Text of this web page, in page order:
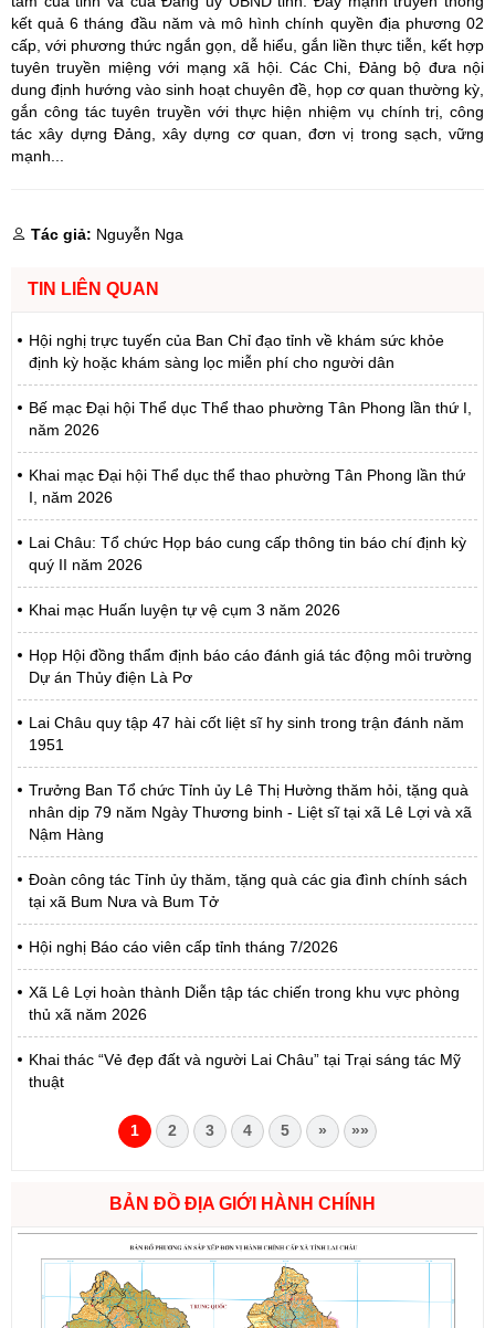
kết quả 6 tháng đầu năm và mô hình chính quyền địa phương 02
cấp, với phương thức ngắn gọn, dễ hiểu, gắn liền thực tiễn, kết hợp
tuyên truyền miệng với mạng xã hội. Các Chi, Đảng bộ đưa nội
dung định hướng vào sinh hoạt chuyên đề, họp cơ quan thường kỳ,
gắn công tác tuyên truyền với thực hiện nhiệm vụ chính trị, công
tác xây dựng Đảng, xây dựng cơ quan, đơn vị trong sạch, vững
mạnh...
Tác giả: Nguyễn Nga
TIN LIÊN QUAN
Hội nghị trực tuyến của Ban Chỉ đạo tỉnh về khám sức khỏe
định kỳ hoặc khám sàng lọc miễn phí cho người dân
Bế mạc Đại hội Thể dục Thể thao phường Tân Phong lần thứ I,
năm 2026
Khai mạc Đại hội Thể dục thể thao phường Tân Phong lần thứ
I, năm 2026
Lai Châu: Tổ chức Họp báo cung cấp thông tin báo chí định kỳ
quý II năm 2026
Khai mạc Huấn luyện tự vệ cụm 3 năm 2026
Họp Hội đồng thẩm định báo cáo đánh giá tác động môi trường
Dự án Thủy điện Là Pơ
Lai Châu quy tập 47 hài cốt liệt sĩ hy sinh trong trận đánh năm
1951
Trưởng Ban Tổ chức Tỉnh ủy Lê Thị Hường thăm hỏi, tặng quà
nhân dịp 79 năm Ngày Thương binh - Liệt sĩ tại xã Lê Lợi và xã
Nậm Hàng
Đoàn công tác Tỉnh ủy thăm, tặng quà các gia đình chính sách
tại xã Bum Nưa và Bum Tở
Hội nghị Báo cáo viên cấp tỉnh tháng 7/2026
Xã Lê Lợi hoàn thành Diễn tập tác chiến trong khu vực phòng
thủ xã năm 2026
Khai thác “Vẻ đẹp đất và người Lai Châu” tại Trại sáng tác Mỹ
thuật
1 2 3 4 5 » »»
BẢN ĐỒ ĐỊA GIỚI HÀNH CHÍNH